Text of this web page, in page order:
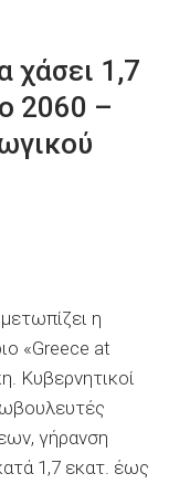
χάσει 1,7
2060 –
η
«Greece at
Κυβερνητικοί
γήρανση
1,7 εκατ. έως